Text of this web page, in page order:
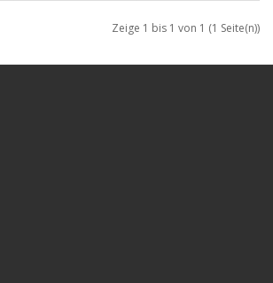
Zeige 1 bis 1 von 1 (1 Seite(n))